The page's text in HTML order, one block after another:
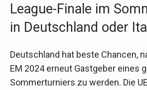
League-Finale im
in Deutschland oder
Deutschland hat beste Chancen,
EM 2024 erneut Gastgeber eines
Sommerturniers zu werden. Die